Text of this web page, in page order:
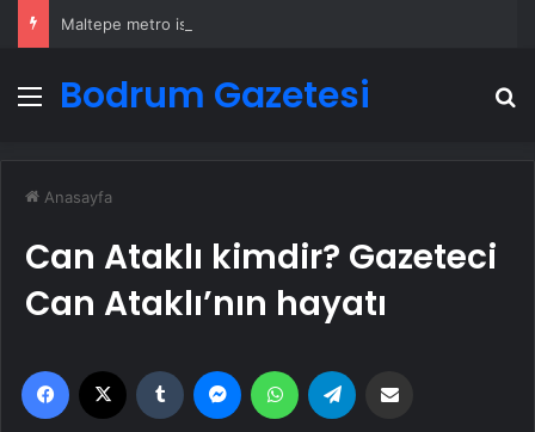
Menü
Bodrum Gazetesi
Anasayfa
Can Ataklı kimdir? Gazeteci
Can Ataklı’nın hayatı
Facebook Tumblr MessengerWhatsApp